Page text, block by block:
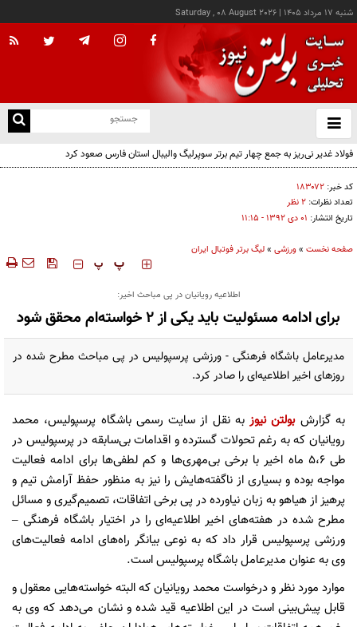
شنبه ۱۷ مرداد ۱۴۰۵ |
Saturday , 08 August 2026
باز
و
فولاد غدیر نی‌ریز به جمع چهار تیم برتر سوپرلیگ والیبال استان فارس صعود کرد
کد خبر: ۱۸۳۰۷۲
تعداد نظرات: ۲ نظر
تاریخ انتشار: ۰۱ دی ۱۳۹۲ - ۱۱:۱۵
صفحه نخست »ورزشی »لیگ برتر فوتبال ایران
‍‍‍ پ پ
اطلاعیه رویانیان در پی مباحث اخیر:
برای ادامه مسئولیت باید یکی از 2 خواسته‌ام محقق شود
مدیرعامل باشگاه فرهنگی - ورزشی پرسپولیس در پی مباحث مطرح شده در
روزهای اخیر اطلاعیه‌ای را صادر کرد.
به گزارشبولتن نیوزبه نقل از سایت رسمی باشگاه پرسپولیس، محمد
رویانیان که به رغم تحولات گسترده و اقدامات بی‌سابقه در پرسپولیس در
طی 5،6 ماه اخیر با برخی بی‌مهری‌ها و کم لطفی‌ها برای ادامه فعالیت
مواجه بوده و بسیاری از ناگفته‌هایش را نیز به منظور حفظ آرامش تیم و
پرهیز از هیاهو به زبان نیاورده در پی برخی اتفاقات، تصمیم‌گیری و مسائل
مطرح شده در هفته‌های اخیر اطلاعیه‌ای را در اختیار باشگاه فرهنگی –
ورزشی پرسپولیس قرار داد که به نوعی بیانگر راه‌های ادامه فعالیت‌های
وی به عنوان مدیرعامل باشگاه پرسپولیس است.
موارد مورد نظر و درخواست محمد رویانیان که البته خواسته‌هایی معقول و
قابل پیش‌بینی است در این اطلاعیه قید شده و نشان می‌دهد که وی به